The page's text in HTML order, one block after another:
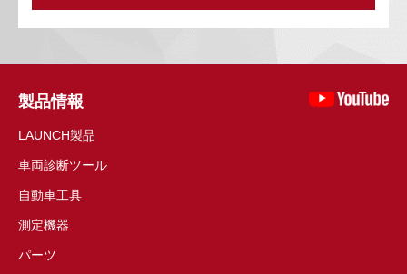
製品情報
LAUNCH製品
車両診断ツール
自動車工具
測定機器
パーツ